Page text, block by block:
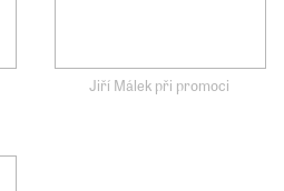
Jiří Málek při promoci